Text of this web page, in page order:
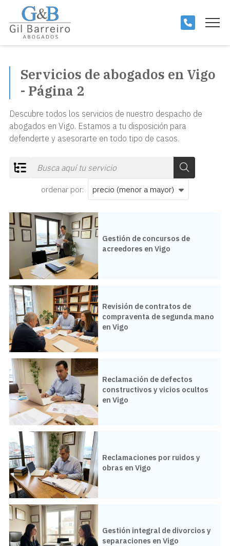
Servicios de abogados en Vigo
- Página 2
Descubre todos los servicios de nuestro despacho de
abogados en Vigo. Estamos a tu disposición para
defenderte y asesorarte en todo tipo de casos.
ordenar por:
Derecho Civil
Derecho inmobiliario
Derecho Mercantil
Derecho Penal
Derecho Urbanístico
Herencia y Sucesiones
Divorcios
Ley de Segunda Oportunidad
Concurso de acreedores
Gestión de concursos de
acreedores en Vigo
Revisión de contratos de
compraventa de segunda mano
en Vigo
Reclamación de defectos
constructivos y vicios ocultos
en Vigo
Reclamaciones por ruidos y
obras en Vigo
Gestión integral de divorcios y
separaciones en Vigo